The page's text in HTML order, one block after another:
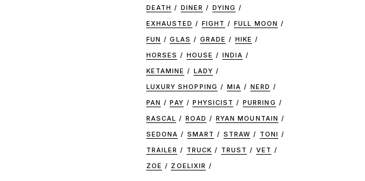
DEATH
DINER
DYING
EXHAUSTED
FIGHT
FULL MOON
FUN
GLAS GRADE
HIKE
HORSES
HOUSE
INDIA
KETAMINE
LADY
LUXURY SHOPPING
MIA
NERD
PAN
PAY PHYSICIST
PURRING
RASCAL
ROAD
RYAN MOUNTAIN
SEDONA
SMART STRAW
TONI
TRAILER
TRUCK TRUST
VET
ZOE
ZOELIXIR